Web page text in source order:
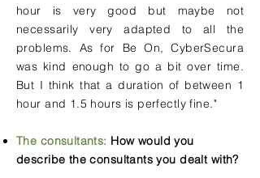
hour is very good but maybe not
necessarily very adapted to all the
problems. As for Be On, CyberSecura
was kind enough to go a bit over time.
But I think that a duration of between 1
hour and 1.5 hours is perfectly fine."
The consultants: How would you
describe the consultants you dealt with?